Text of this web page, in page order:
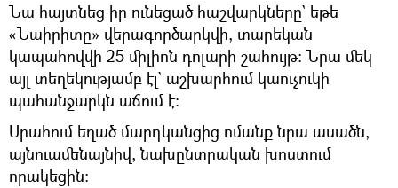
Նա հայտնեց իր ունեցած հաշվարկները` եթե
«Նաիրիտը» վերագործարկվի, տարեկան
կապահովվի 25 միլիոն դոլարի շահույթ։ Նրա մեկ
այլ տեղեկությամբ էլ` աշխարհում կաուչուկի
պահանջարկն աճում է։
Սրահում եղած մարդկանցից ոմանք նրա ասածն,
այնուամենայնիվ, նախընտրական խոստում
որակեցին։